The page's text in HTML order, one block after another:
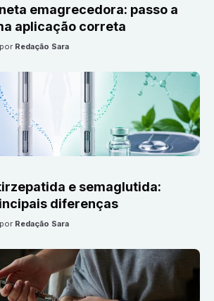
emagrecedora: passo a
aplicação correta
Redação Sara
e semaglutida:
diferenças
Redação Sara